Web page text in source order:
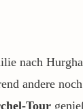
nach
andere
Tour